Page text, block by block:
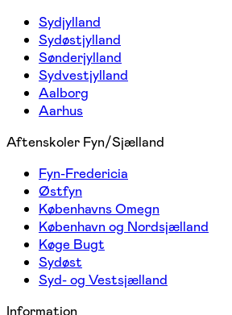
Sydjylland
Sydøstjylland
Sønderjylland
Sydvestjylland
Aalborg
Aarhus
Aftenskoler Fyn/Sjælland
Fyn-Fredericia
Østfyn
Københavns Omegn
København og Nordsjælland
Køge Bugt
Sydøst
Syd- og Vestsjælland
Information